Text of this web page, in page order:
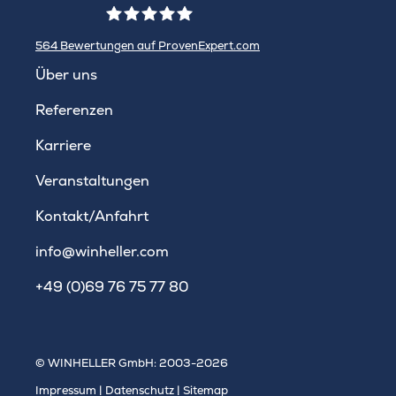
564 Bewertungen auf ProvenExpert.com
Über uns
Referenzen
Karriere
Veranstaltungen
Kontakt/Anfahrt
info@winheller.com
+49 (0)69 76 75 77 80
© WINHELLER GmbH: 2003-2026
Impressum | Datenschutz | Sitemap